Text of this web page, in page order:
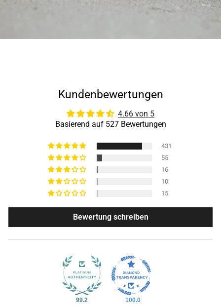
Kundenbewertungen
4.66 von 5
Basierend auf 527 Bewertungen
431
55
16
10
15
Bewertung schreiben
99.2 100.0